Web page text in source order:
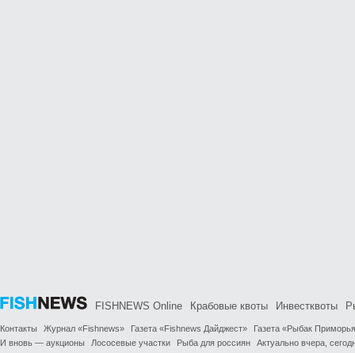
FISHNEWS Online Крабовые квоты Инвестквоты
Контакты Журнал «Fishnews» Газета «Fishnews Дайджест»
Газета «Рыбак
И вновь — аукционы
Лососевые участки Рыба для россиян Актуально вчера,